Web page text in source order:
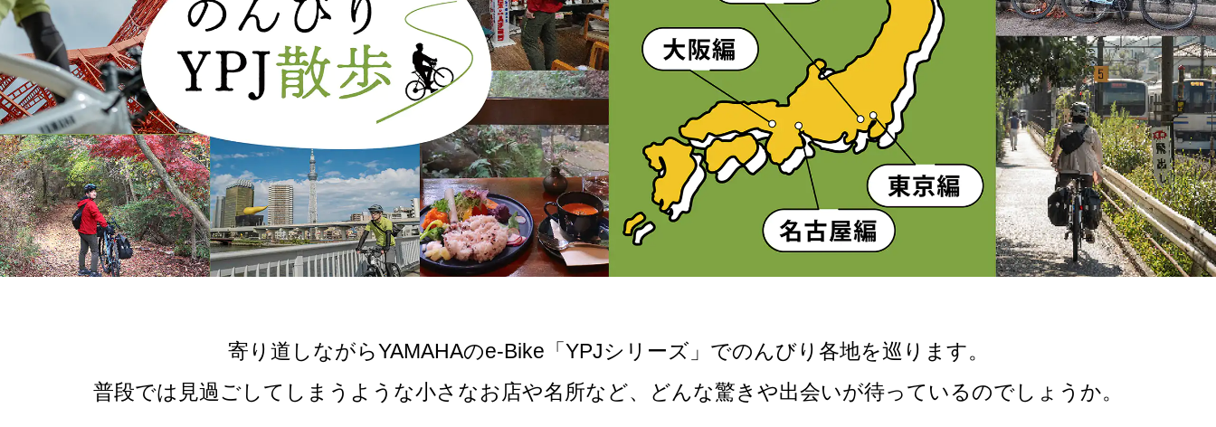
寄り道しながらYAMAHAのe-Bike「YPJシリーズ」でのんびり各地を巡ります。
普段では見過ごしてしまうような小さなお店や名所など、どんな驚きや出会いが待っているのでしょうか。